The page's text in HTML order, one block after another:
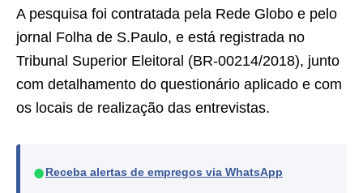
A pesquisa foi contratada pela Rede Globo e pelo
jornal Folha de S.Paulo, e está registrada no
Tribunal Superior Eleitoral (BR-00214/2018), junto
com detalhamento do questionário aplicado e com
os locais de realização das entrevistas.
● Receba alertas de empregos via WhatsApp